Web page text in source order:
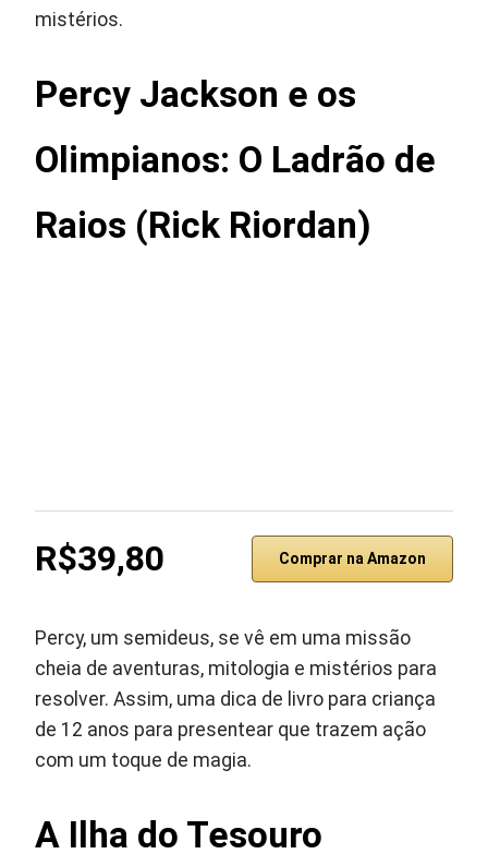
mistérios.
Percy Jackson e os
Olimpianos: O Ladrão de
Raios (Rick Riordan)
R$39,80 Comprar na Amazon
Percy, um semideus, se vê em uma missão
cheia de aventuras, mitologia e mistérios para
resolver. Assim, uma dica de livro para criança
de 12 anos para presentear que trazem ação
com um toque de magia.
A Ilha do Tesouro